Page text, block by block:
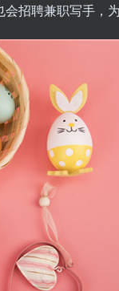
招聘兼职写手，